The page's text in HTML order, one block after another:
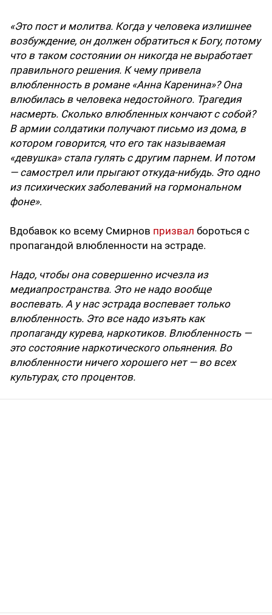
«Это пост и молитва. Когда у человека излишнее
возбуждение, он должен обратиться к Богу, потому
что в таком состоянии он никогда не выработает
правильного решения. К чему привела
влюбленность в романе «Анна Каренина»? Она
влюбилась в человека недостойного. Трагедия
насмерть. Сколько влюбленных кончают с собой?
В армии солдатики получают письмо из дома, в
котором говорится, что его так называемая
«девушка» стала гулять с другим парнем. И потом
— самострел или прыгают откуда-нибудь. Это одно
из психических заболеваний на гормональном
фоне».
Вдобавок ко всему Смирнов призвал бороться с
пропагандой влюбленности на эстраде.
Надо, чтобы она совершенно исчезла из
медиапространства. Это не надо вообще
воспевать. А у нас эстрада воспевает только
влюбленность. Это все надо изъять как
пропаганду курева, наркотиков. Влюбленность —
это состояние наркотического опьянения. Во
влюбленности ничего хорошего нет — во всех
культурах, сто процентов.